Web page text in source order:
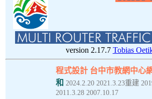
version 2.17.7 Tobias
程式設計 台中市教網中心
和 2024.2.20 2021.3.23重建
2011.3.28 2007.10.17